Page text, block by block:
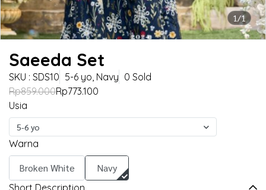
1/1
Saeeda Set
SKU : SDS10 5-6 yo, Navy 0 Sold
Rp859.000Rp773.100
Usia
5-6 yo
Warna
Broken White Navy
Short Description